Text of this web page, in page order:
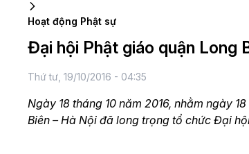
Hoạt động Phật sự
Đại hội Phật giáo quận Long
Thứ tư, 19/10/2016 - 04:35
Ngày 18 tháng 10 năm 2016, nhằm ngày
Biên – Hà Nội đã long trọng tổ chức Đại